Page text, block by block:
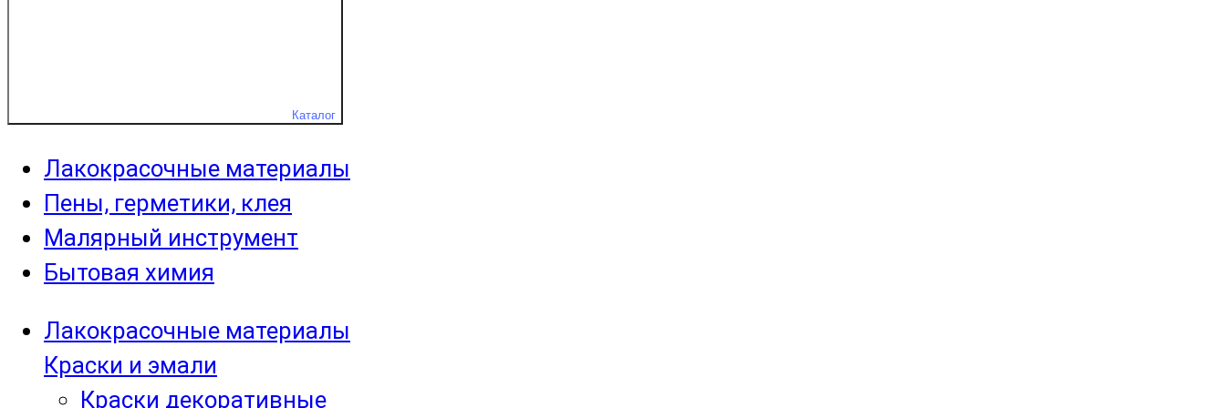
Каталог
Лакокрасочные материалы
Пены, герметики, клея
Малярный инструмент
Бытовая химия
Лакокрасочные материалы
Краски и эмали
Краски декоративные